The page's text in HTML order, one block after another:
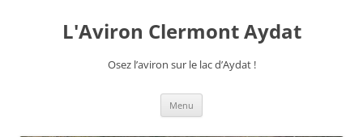
L'Aviron Clermont Aydat
Osez l’aviron sur le lac d’Aydat !
Menu